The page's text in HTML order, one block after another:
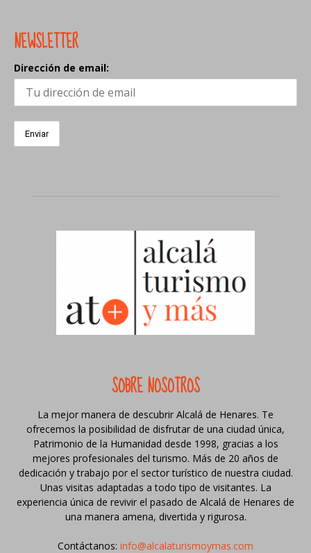
NEWSLETTER
Dirección de email:
SOBRE NOSOTROS
La mejor manera de descubrir Alcalá de Henares. Te
ofrecemos la posibilidad de disfrutar de una ciudad única,
Patrimonio de la Humanidad desde 1998, gracias a los
mejores profesionales del turismo. Más de 20 años de
dedicación y trabajo por el sector turístico de nuestra ciudad.
Unas visitas adaptadas a todo tipo de visitantes. La
experiencia única de revivir el pasado de Alcalá de Henares de
una manera amena, divertida y rigurosa.
Contáctanos: info@alcalaturismoymas.com